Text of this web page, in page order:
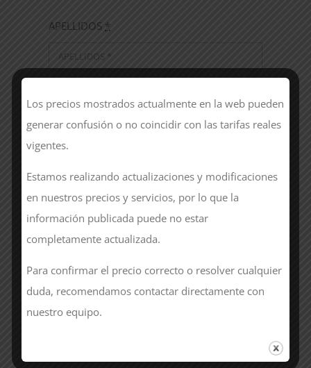
APELLIDOS *
Número de contacto*
EMAIL*
adicional*
Los precios mostrados actualmente en la web pueden
generar confusión o no coincidir con las tarifas reales
vigentes.
Estamos realizando actualizaciones y modificaciones
en nuestros precios y servicios, por lo que la
información publicada puede no estar
completamente actualizada.
Para confirmar el precio correcto o resolver cualquier
duda, recomendamos contactar directamente con
nuestro equipo.